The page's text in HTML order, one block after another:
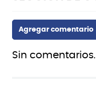
Sin comentarios.